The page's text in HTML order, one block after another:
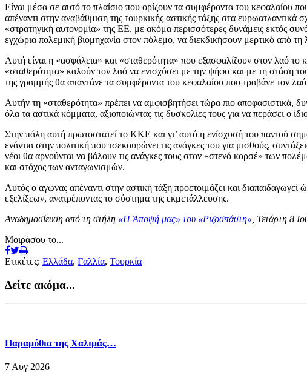
Είναι μέσα σε αυτό το πλαίσιο που ορίζουν τα συμφέροντα του κεφαλαίου
απέναντι στην αναβάθμιση της τουρκικής αστικής τάξης στα
«στρατηγική αυτονομία» της ΕΕ, με ακόμα περισσότερες δυνάμεις εκτός
εγχώρια πολεμική βιομηχανία στον πόλεμο, να διεκδικήσουν μερτικό από τη
Αυτή είναι η «ασφάλεια» και «σταθερότητα» που εξασφαλίζουν στον λαό το
«σταθερότητα» καλούν τον λαό να ενισχύσει με την ψήφο και με τη στάση
της γραμμής θα απαντάνε τα συμφέροντα του κεφαλαίου που τραβάνε τον
Αυτήν τη «σταθερότητα» πρέπει να αμφισβητήσει τώρα πιο αποφασιστικά,
όλα τα αστικά κόμματα, αξιοποιώντας τις δυσκολίες τους για να περάσει ο
Στην πάλη αυτή πρωτοστατεί το ΚΚΕ και γι’ αυτό η ενίσχυσή του παντού
ενάντια στην πολιτική που τσεκουρώνει τις ανάγκες του για μισθούς,
νέοι θα αρνούνται να βάλουν τις ανάγκες τους στον «στενό κορσέ» των
και στόχος των ανταγωνισμών.
Αυτός ο αγώνας απέναντι στην αστική τάξη προετοιμάζει και
εξελίξεων, ανατρέποντας το σύστημα της εκμετάλλευσης.
Αναδημοσίευση από τη στήλη «Η Άποψή μας» του «Ριζοσπάστη» , Τετάρτη 8
Μοιράσου το...
Ετικέτες: Ελλάδα, Γαλλία, Τουρκία
Δείτε ακόμα...
Παραμύθια της Χαλιμάς…
7 Αυγ 2026